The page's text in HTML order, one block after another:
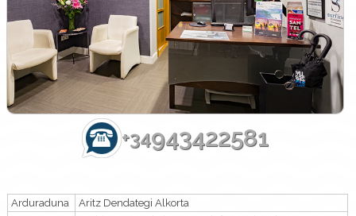
+34943422581
Arduraduna
Aritz Dendategi Alkorta